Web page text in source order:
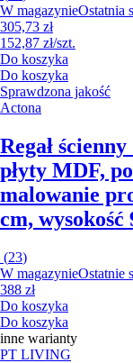
W magazynieOstatnia
305,73 zł
152,87 zł/szt.
Do koszyka
Do koszyka
Sprawdzona jakość
Actona
Regał
płyty MDF,
malowanie
cm, wysokość
(23)
W magazynieOstatnie
388 zł
Do koszyka
Do koszyka
inne warianty
PT LIVING